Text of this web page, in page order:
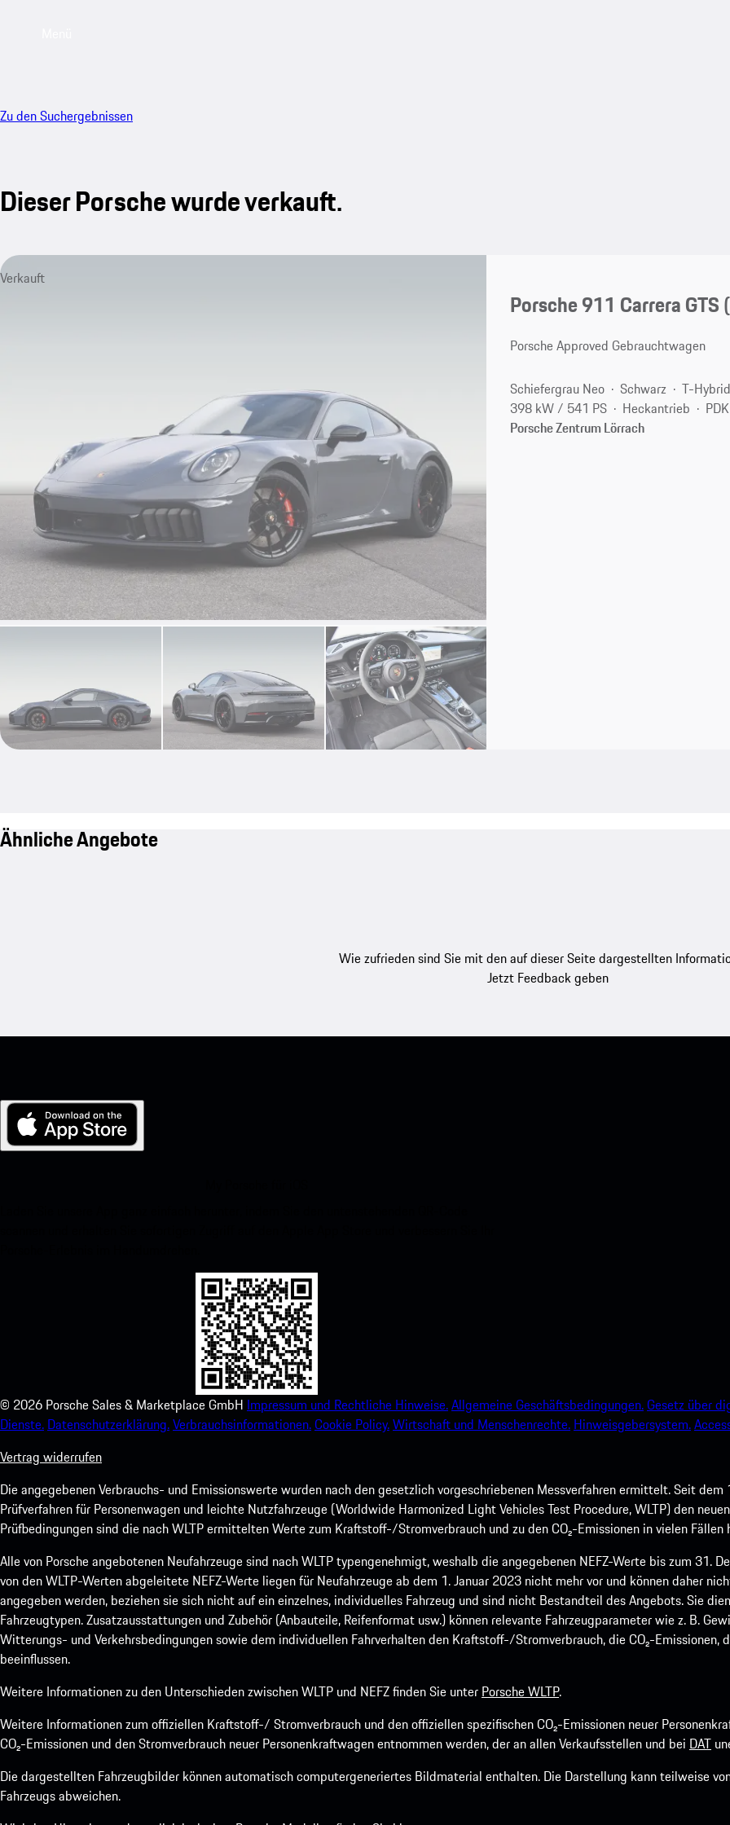
Zu den Suchergebnissen
Dieser Porsche wurde verkauft.
Verkauft
Porsche 911 Carrera GTS
Porsche Approved Gebrauchtwagen
Schiefergrau Neo Schwarz T-Hybrid
398 kW / 541 PS
Heckantrieb
Porsche Zentrum Lörrach
Ähnliche Angebote
Wie zufrieden sind Sie mit den auf dieser Seite dargestellten
Jetzt Feedback geben
© 2026 Porsche Sales & Marketplace GmbH Impressum und Rechtliche Hinweise.Allgemeine Geschäftsbedingungen.Gesetz über
Dienste. Datenschutzerklärung.Verbrauchsinformationen.Cookie Policy.Wirtschaft und Menschenrechte. Hinweisgebersystem.
Vertrag widerrufen
Die angegebenen Verbrauchs- und Emissionswerte wurden nach den gesetzlich vorgeschriebenen Messverfahren ermittelt. Seit
Prüfverfahren für Personenwagen und leichte Nutzfahrzeuge (Worldwide Harmonized Light Vehicles Test Procedure, WLTP) den
Prüfbedingungen sind die nach WLTP ermittelten Werte zum Kraftstoff-/Stromverbrauch und zu den CO₂-Emissionen in vielen
Alle von Porsche angebotenen Neufahrzeuge sind nach WLTP typengenehmigt, weshalb die angegebenen NEFZ-Werte bis zum 31.
von den WLTP-Werten abgeleitete NEFZ-Werte liegen für Neufahrzeuge ab dem 1. Januar 2023 nicht mehr vor und können daher
angegeben werden, beziehen sie sich nicht auf ein einzelnes, individuelles Fahrzeug und sind nicht Bestandteil des Angebots. Sie
Fahrzeugtypen. Zusatzausstattungen und Zubehör (Anbauteile, Reifenformat usw.) können relevante Fahrzeugparameter wie z. B.
Witterungs- und Verkehrsbedingungen sowie dem individuellen Fahrverhalten den Kraftstoff-/Stromverbrauch, die CO₂-Emissionen,
beeinflussen.
Weitere Informationen zu den Unterschieden zwischen WLTP und NEFZ finden Sie unter Porsche WLTP.
Weitere Informationen zum offiziellen Kraftstoff-/ Stromverbrauch und den offiziellen spezifischen CO₂-Emissionen neuer
CO₂-Emissionen und den Stromverbrauch neuer Personenkraftwagen entnommen werden, der an allen Verkaufsstellen und bei DAT
Die dargestellten Fahrzeugbilder können automatisch computergeneriertes Bildmaterial enthalten. Die Darstellung kann teilweise
Fahrzeugs abweichen.